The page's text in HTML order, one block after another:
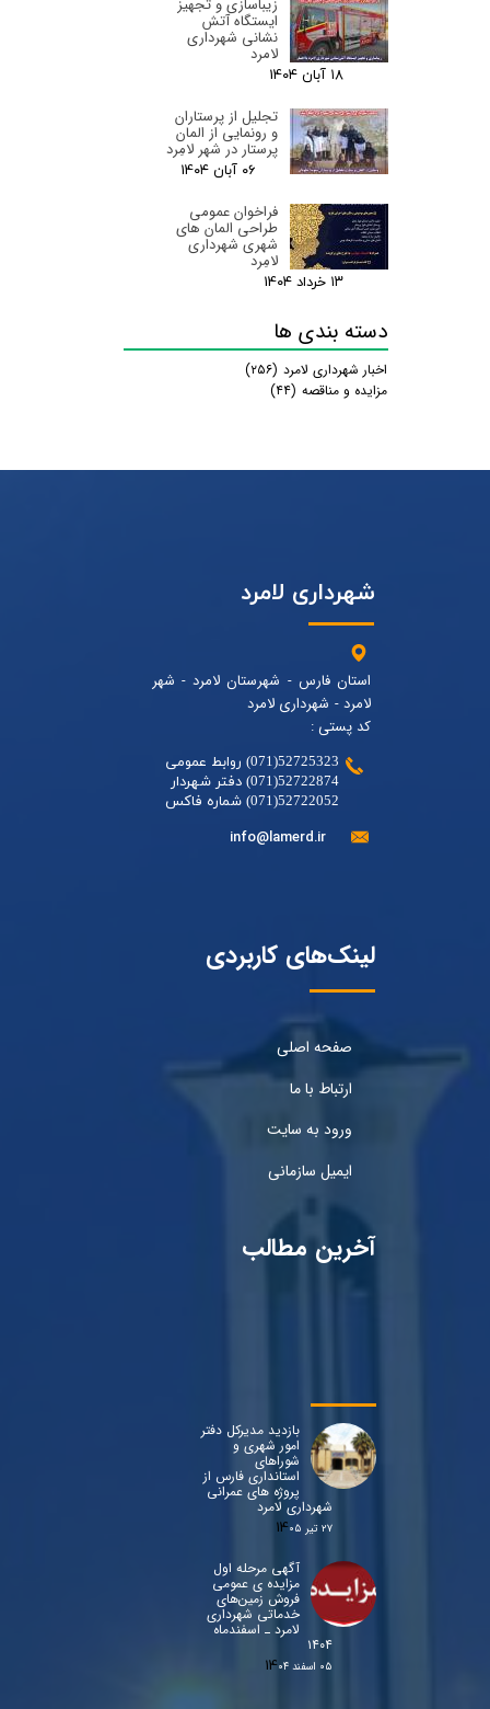
زیباسازی و تجهیز
ایستگاه آتش
نشانی شهرداری
لامرد
۱۸ آبان ۰۴
تجلیل از پرستاران
و رونمایی از المان
پرستار در شهر لامِرد
۰۶ آبان ۰۴
فراخوان عمومی
طراحی المان های
شهری شهرداری
لامِرد
۱۳ خرداد ۰۴
دسته بندی ها
اخبار شهرداری لامرد (۲۵۶)
مزایده و مناقصه (۴۴)
شهرداری لامرد
استان فارس - شهرستان لامرد - شهر
لامرد - شهرداری لامرد
کد پستی :
52725323(071) روابط عمومی
52722874(071) دفتر شهردار
52722052(071) شماره فاکس
info@lamerd.ir
لینک‌های کاربردی
صفحه اصلی
ارتباط با ما
ورود به سایت
ایمیل سازمانی
آخرین مطالب
بازدید مدیرکل دفتر
امور شهری و
شوراهای
استانداری فارس از
پروژه های عمرانی
شهرداری لامرد
۲۷ تیر ۰۵
آگهی مرحله اول
مزایده ی عمومی
فروش زمین‌های
خدماتی شهرداری
لامرد ـ اسفندماه
۱۴۰۴
۰۵ اسفند ۰۴